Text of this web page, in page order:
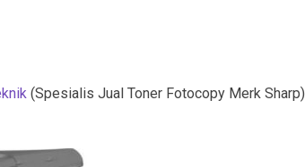
(Spesialis Jual Toner Fotocopy Merk Sharp)